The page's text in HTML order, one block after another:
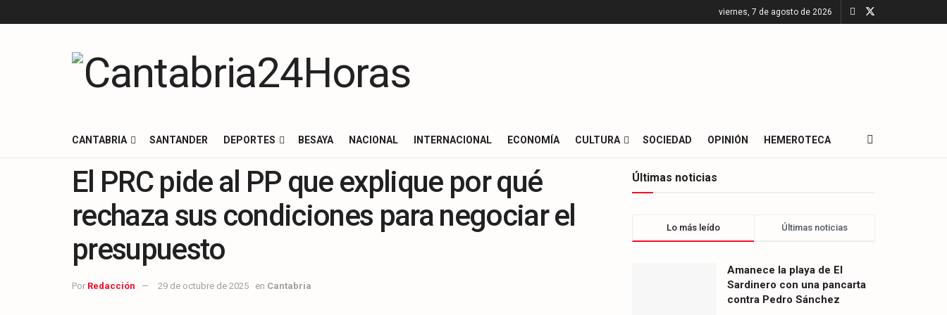
viernes, 7 de agosto de 2026
CANTABRIA SANTANDER DEPORTES BESAYA NACIONAL INTERNACIONAL ECONOMÍA CULTURA SOCIEDAD OPINIÓN HEMEROTECA
El PRC pide al PP que explique por qué
rechaza sus condiciones para negociar el
presupuesto
Por Redacción 29 de octubre de 2025 en Cantabria
Últimas noticias
Lo más leído Últimas noticias
Amanece la playa de El
Sardinero con una pancarta
contra Pedro Sánchez